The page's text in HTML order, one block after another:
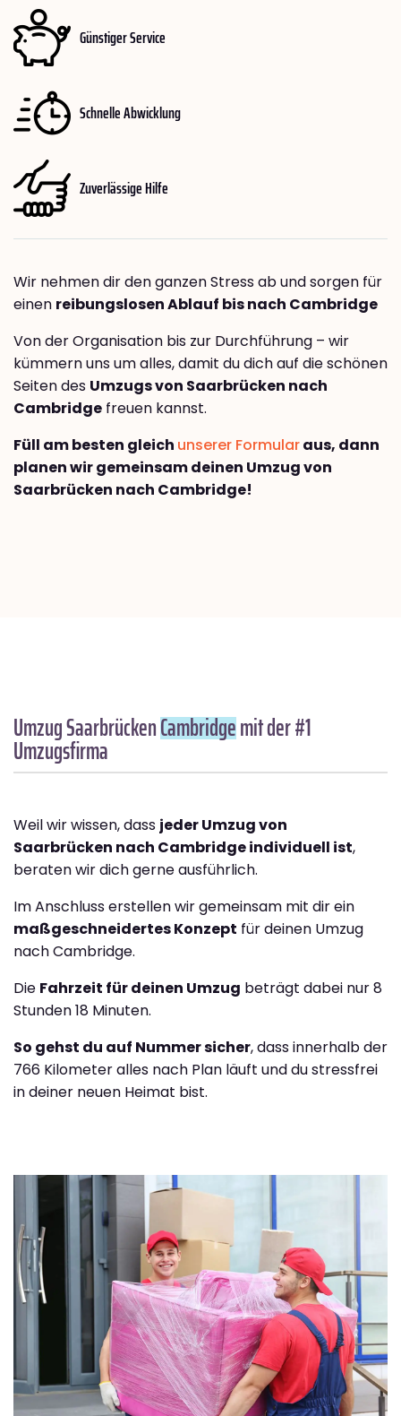
Günstiger Service
Schnelle Abwicklung
Zuverlässige Hilfe
Wir nehmen dir den ganzen Stress ab und sorgen für
einen reibungslosen Ablauf bis nach Cambridge
Von der Organisation bis zur Durchführung – wir
kümmern uns um alles, damit du dich auf die schönen
Seiten des Umzugs von Saarbrücken nach
Cambridge freuen kannst.
Füll am besten gleich unserer Formularaus, dann
planen wir gemeinsam deinen Umzug von
Saarbrücken nach Cambridge!
Umzug SaarbrückenCambridgemit der #1
Umzugsfirma
Weil wir wissen, dass jeder Umzug von
Saarbrücken nach Cambridge individuell ist,
beraten wir dich gerne ausführlich.
Im Anschluss erstellen wir gemeinsam mit dir ein
maßgeschneidertes Konzept für deinen Umzug
nach Cambridge.
Die Fahrzeit für deinen Umzug beträgt dabei nur 8
Stunden 18 Minuten.
So gehst du auf Nummer sicher, dass innerhalb der
766 Kilometer alles nach Plan läuft und du stressfrei
in deiner neuen Heimat bist.